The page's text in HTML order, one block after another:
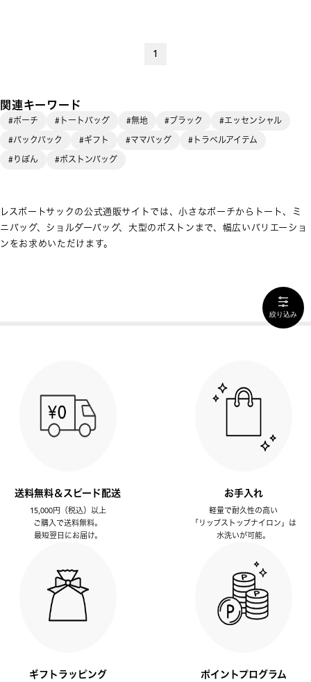
1
関連キーワード
#ポーチ #トートバッグ #無地 #ブラック
#エッセンシャル
#バックパック
#ギフト #ママバッグ
#トラベルアイテム
#りぼん
#ボストンバッグ
レスポートサックの公式通販サイトでは、小さなポーチからトート、ミ
ニバッグ、ショルダーバッグ、大型のボストンまで、幅広いバリエーショ
ンをお求めいただけます。
絞り込み
送料無料＆スピード配送
15,000円（税込）以上
ご購入で送料無料。
最短翌日にお届け。
お手入れ
軽量で耐久性の高い
「リップストップナイロン」は
水洗いが可能。
ギフトラッピング ポイントプログラム